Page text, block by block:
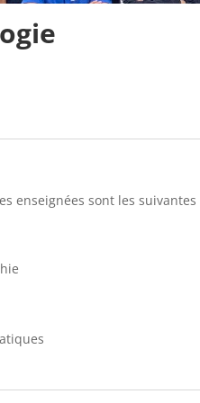
enseignées sont les suivantes